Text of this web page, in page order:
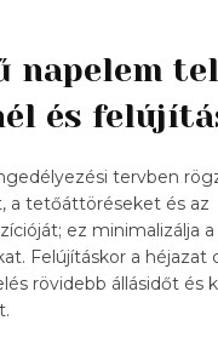
napelem
és
tervben
a tetőáttöréseket és az
ez minimalizálja
Felújításkor a héjazat
rövidebb állásidőt és